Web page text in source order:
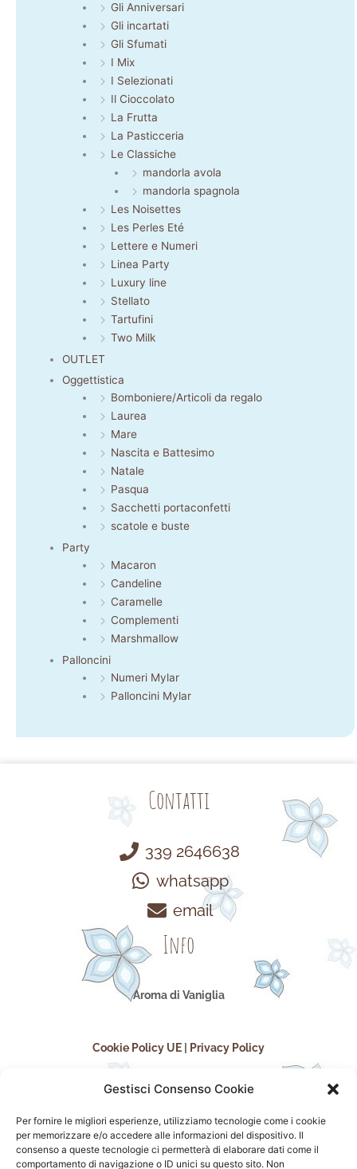
Gestisci Consenso Cookie
Per fornire le migliori esperienze, utilizziamo tecnologie come i cookie
per memorizzare e/o accedere alle informazioni del dispositivo. Il
consenso a queste tecnologie ci permetterà di elaborare dati come il
comportamento di navigazione o ID unici su questo sito. Non
Gli Anniversari
Gli incartati
Gli Sfumati
I Mix
I Selezionati
Il Cioccolato
La Frutta
La Pasticceria
Le Classiche
mandorla avola
mandorla spagnola
Les Noisettes
Les Perles Eté
Lettere e Numeri
Linea Party
Luxury line
Stellato
Tartufini
Two Milk
OUTLET
Oggettistica
Bomboniere/Articoli da regalo
Laurea
Mare
Nascita e Battesimo
Natale
Pasqua
Sacchetti portaconfetti
scatole e buste
Party
Macaron
Candeline
Caramelle
Complementi
Marshmallow
Palloncini
Numeri Mylar
Palloncini Mylar
Contatti
339 2646638
whatsapp
email
Info
Aroma di Vaniglia
Cookie Policy UE Privacy Policy